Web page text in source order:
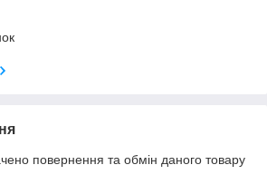
повернення та обмін даного товару